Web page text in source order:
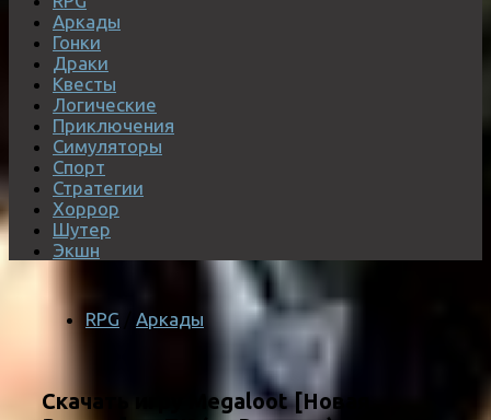
Аркады
Гонки
Драки
Квесты
Логические
Приключения
Симуляторы
Спорт
Стратегии
Хоррор
Шутер
Экшн
RPG Аркады
Скачать игру Megaloot [Новая